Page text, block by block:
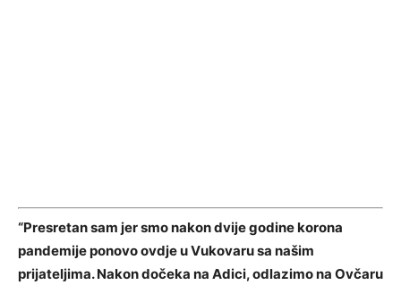
“Presretan sam jer smo nakon dvije godine korona
pandemije ponovo ovdje u Vukovaru sa našim
prijateljima. Nakon dočeka na Adici, odlazimo na Ovčaru